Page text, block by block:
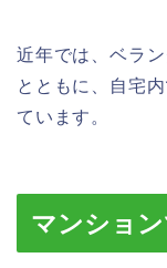
近年では、ベラ
とともに、自宅
ています。
マンショ